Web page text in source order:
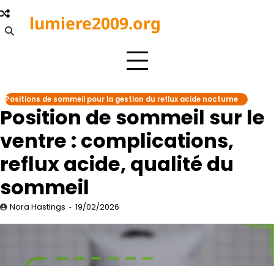
Skip
to
content
lumiere2009.org
Positions de sommeil pour la gestion du reflux acide nocturne
Position de sommeil sur le
ventre : complications,
reflux acide, qualité du
sommeil
Nora Hastings 19/02/2026